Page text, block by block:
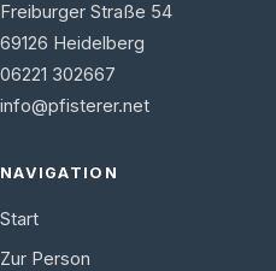
Freiburger Straße 54
69126 Heidelberg
06221 302667
info@pfisterer.net
NAVIGATION
Start
Zur Person